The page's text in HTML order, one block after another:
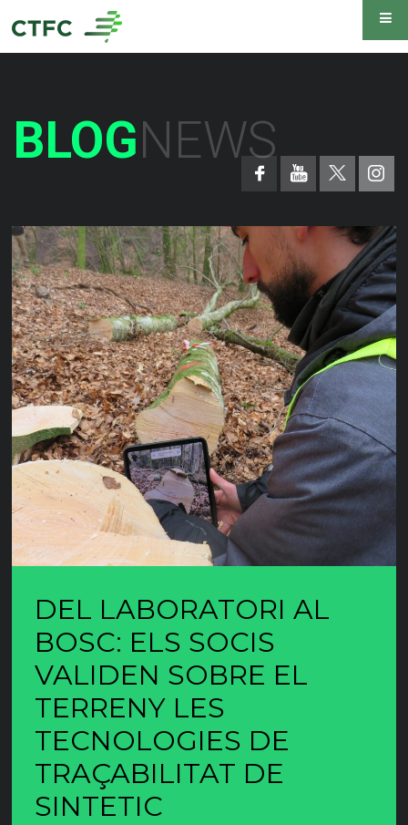
BLOGNEWS
DEL LABORATORI AL
BOSC: ELS SOCIS
VALIDEN SOBRE EL
TERRENY LES
TECNOLOGIES DE
TRAÇABILITAT DE
SINTETIC